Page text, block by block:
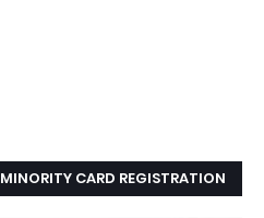
MINORITY CARD REGISTRATION